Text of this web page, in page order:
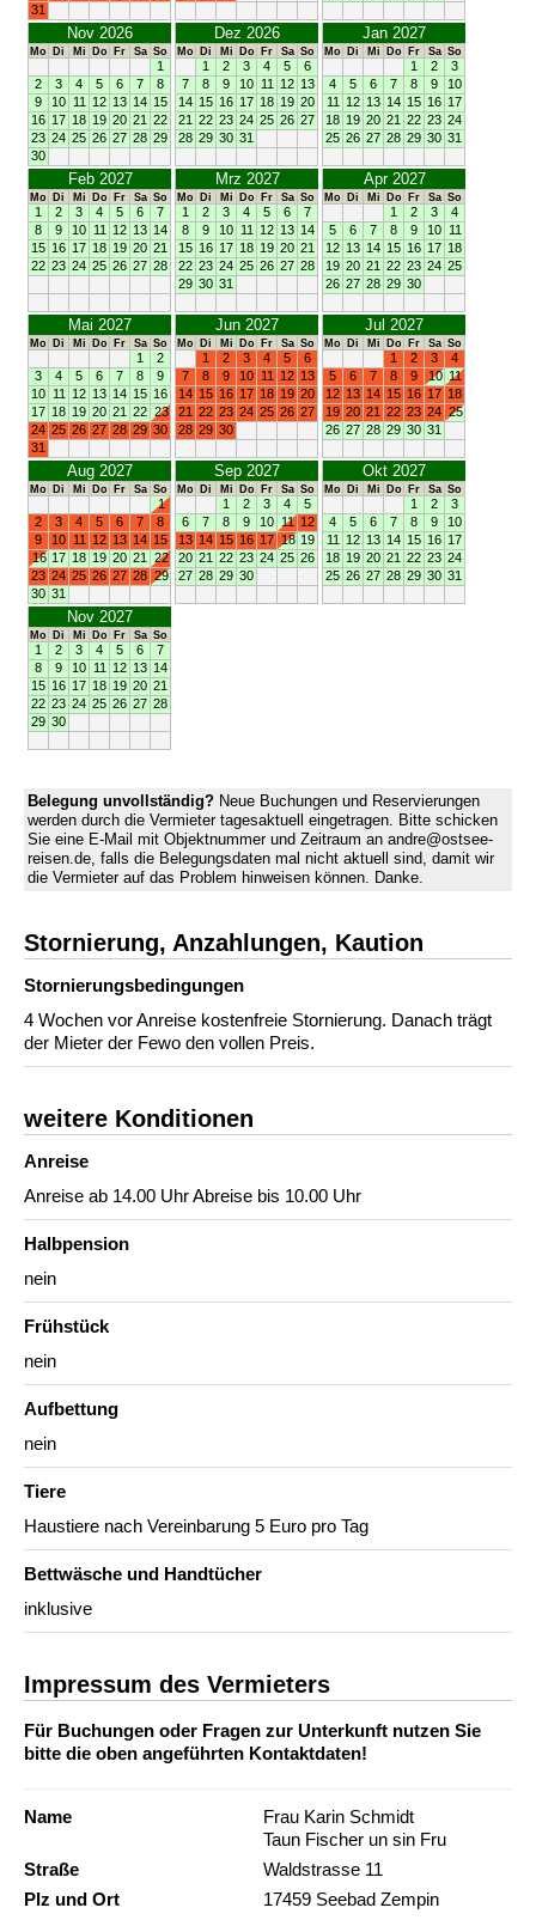
31
Nov 2026
Mo Di Mi Do Fr Sa So
1
2
3 4 5 6 7
8
9
10 11 12 13 14 15
16 17 18 19 20 21 22
23 24 25 26 27 28 29
30
Dez 2026
Mo Di Mi Do Fr Sa So
1 2 3 4 5
6
7
8 9 10 11 12 13
14 15 16 17 18 19 20
21 22 23 24 25 26 27
28 29 30 31
Jan 2027
Mo Di Mi Do Fr Sa So
1 2
3
4
5 6 7 8 9
10
11
12 13 14 15 16 17
18 19 20 21 22 23 24
25 26 27 28 29 30 31
Feb 2027
Mo Di Mi Do Fr Sa So
1 2 3 4 5 6
7
8
9 10 11 12 13 14
15 16 17 18 19 20 21
22 23 24 25 26 27 28
Mrz 2027
Mo Di Mi Do Fr Sa So
1 2 3 4 5 6
7
8
9 10 11 12 13 14
15 16 17 18 19 20 21
22 23 24 25 26 27 28
29 30 31
Apr 2027
Mo Di Mi Do Fr Sa So
1 2 3
4
5
6 7 8 9 10 11
12 13 14 15 16 17 18
19 20 21 22 23 24 25
26 27 28 29 30
Mai 2027
Mo Di Mi Do Fr Sa So
1
2
3
4 5 6 7 8
9
10 11 12 13 14 15 16
17 18 19 20 21 22 23
24 25 26 27 28 29 30
31
Jun 2027
Mo Di Mi Do Fr Sa So
1 2 3 4 5
6
7
8 9 10 11 12 13
14 15 16 17 18 19 20
21 22 23 24 25 26 27
28 29 30
Jul 2027
Mo Di Mi Do Fr Sa So
1 2 3
4
5
6 7 8 9 10 11
12 13 14 15 16 17 18
19 20 21 22 23 24 25
26 27 28 29 30 31
Aug 2027
Mo Di Mi Do Fr Sa So
1
2
3 4 5 6 7
8
9
10 11 12 13 14 15
16 17 18 19 20 21
22
23 24 25 26 27 28 29
30 31
Sep 2027
Mo Di Mi Do Fr Sa So
1 2 3 4
5
6
7 8 9 10 11 12
13 14 15 16 17 18 19
20 21 22 23 24 25 26
27 28 29 30
Okt 2027
Mo Di Mi Do Fr Sa So
1 2
3
4
5 6 7 8 9
10
11
12 13 14 15 16 17
18 19 20 21 22 23 24
25 26 27 28 29 30 31
Nov 2027
Mo Di Mi Do Fr Sa So
1 2 3 4 5 6
7
8
9 10 11 12 13 14
15 16 17 18 19 20 21
22 23 24 25 26 27 28
29 30
Belegung unvollständig? Neue Buchungen und Reservierungen
werden durch die Vermieter tagesaktuell eingetragen. Bitte schicken
Sie eine E-Mail mit Objektnummer und Zeitraum an andre@ostsee-
reisen.de, falls die Belegungsdaten mal nicht aktuell sind, damit wir
die Vermieter auf das Problem hinweisen können. Danke.
Stornierung, Anzahlungen, Kaution
Stornierungs­bedingungen
4 Wochen vor Anreise kostenfreie Stornierung. Danach trägt
der Mieter der Fewo den vollen Preis.
weitere Konditionen
Anreise
Anreise ab 14.00 Uhr Abreise bis 10.00 Uhr
Halbpension
nein
Frühstück
nein
Aufbettung
nein
Tiere
Haustiere nach Vereinbarung 5 Euro pro Tag
Bettwäsche und Handtücher
inklusive
Impressum des Vermieters
Für Buchungen oder Fragen zur Unterkunft nutzen Sie
bitte die oben angeführten Kontaktdaten!
Name
Frau Karin Schmidt
Taun Fischer un sin Fru
Straße
Waldstrasse 11
Plz und Ort
17459 Seebad Zempin